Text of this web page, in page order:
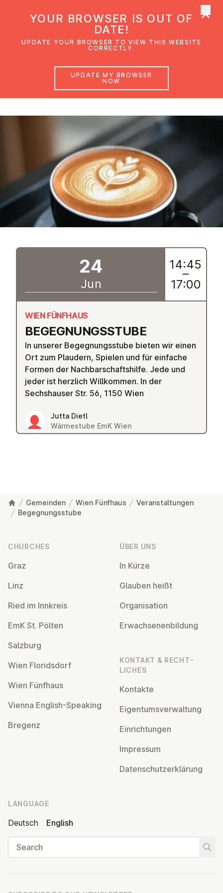
Begegnungsstube
BEGEGNUNGSS­TUBE
WIEN FÜNFHAUS
In unserer Begegnungsstube bieten wir einen
Ort zum Plaudern, Spielen und für einfache
Formen der Nachbarschaftshilfe. Jede und
jeder ist herzlich Willkommen. In der
Sechshauser Str. 56, 1150 Wien
Jutta Dietl
Wärmestube EmK Wien
24
Jun
14:45
–
17:00
Gemeinden Wien Fünfhaus
Veranstaltungen
Begegnungsstube
CHURCHES
Graz
Linz
Ried im Innkreis
EmK St. Pölten
Salzburg
Wien Flor­idsdorf
Wien Fünfhaus
Vienna English-Speaking
Bregenz
ÜBER UNS
In Kürze
Glauben heißt
Or­gan­isa­tion
Er­wach­sen­en­bildung
KONTAKT & RECHT­
LICHES
Kontakte
Ei­gentums­ver­wal­tung
Ein­rich­tun­gen
Impressum
Datens­chutzerklärung
LANGUAGE
Deutsch
English
Search
YOUR BROWSER IS OUT OF
DATE!
UPDATE YOUR BROWSER TO VIEW THIS WEBSITE
CORRECTLY.
UPDATE MY BROWSER
NOW
×